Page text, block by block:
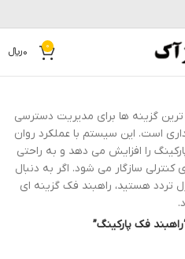
0
0﷼
گزینه ها برای مدیریت دسترسی
است. این سیستم با عملکرد روان
را افزایش می دهد و به راحتی
سازگار می شود. اگر به دنبال
تردد هستید، راهبند فک گزینه ای
فک پارکینگ”